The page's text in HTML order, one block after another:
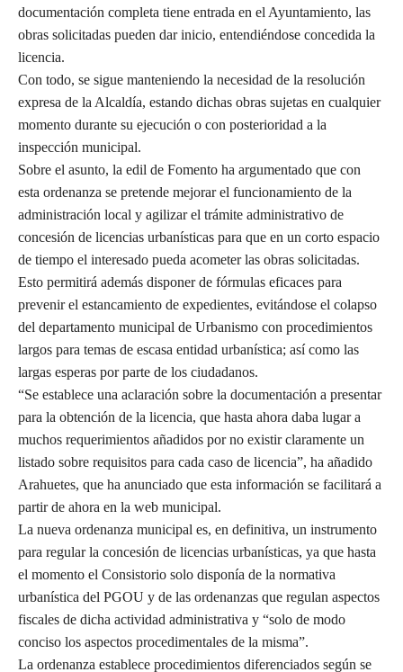
documentación completa tiene entrada en el Ayuntamiento, las
obras solicitadas pueden dar inicio, entendiéndose concedida la
licencia.
Con todo, se sigue manteniendo la necesidad de la resolución
expresa de la Alcaldía, estando dichas obras sujetas en cualquier
momento durante su ejecución o con posterioridad a la
inspección municipal.
Sobre el asunto, la edil de Fomento ha argumentado que con
esta ordenanza se pretende mejorar el funcionamiento de la
administración local y agilizar el trámite administrativo de
concesión de licencias urbanísticas para que en un corto espacio
de tiempo el interesado pueda acometer las obras solicitadas.
Esto permitirá además disponer de fórmulas eficaces para
prevenir el estancamiento de expedientes, evitándose el colapso
del departamento municipal de Urbanismo con procedimientos
largos para temas de escasa entidad urbanística; así como las
largas esperas por parte de los ciudadanos.
“Se establece una aclaración sobre la documentación a presentar
para la obtención de la licencia, que hasta ahora daba lugar a
muchos requerimientos añadidos por no existir claramente un
listado sobre requisitos para cada caso de licencia”, ha añadido
Arahuetes, que ha anunciado que esta información se facilitará a
partir de ahora en la web municipal.
La nueva ordenanza municipal es, en definitiva, un instrumento
para regular la concesión de licencias urbanísticas, ya que hasta
el momento el Consistorio solo disponía de la normativa
urbanística del PGOU y de las ordenanzas que regulan aspectos
fiscales de dicha actividad administrativa y “solo de modo
conciso los aspectos procedimentales de la misma”.
La ordenanza establece procedimientos diferenciados según se